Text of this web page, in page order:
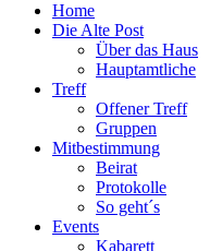
Home
Die Alte Post
Über das Haus
Hauptamtliche
Treff
Offener Treff
Gruppen
Mitbestimmung
Beirat
Protokolle
So geht´s
Events
Kabarett